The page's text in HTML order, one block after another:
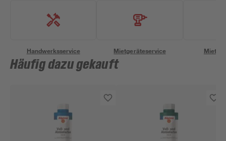
Handwerksservice Mietgeräteservice
Häufig dazu gekauft